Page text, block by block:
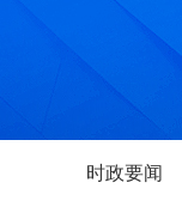
时政要闻